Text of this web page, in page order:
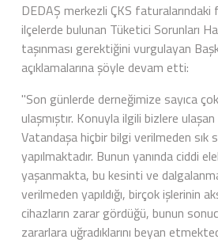
DEDAŞ merkezli ÇKS faturalarındaki
ilçelerde bulunan Tüketici Sorunları
taşınması gerektiğini vurgulayan
açıklamalarına şöyle devam etti:
"Son günlerde derneğimize sayıca
ulaşmıştır. Konuyla ilgili bizlere
Vatandaşa hiçbir bilgi verilmeden sık
yapılmaktadır. Bunun yanında ciddi
yaşanmakta, bu kesinti ve
verilmeden yapıldığı, birçok işlerinin
cihazların zarar gördüğü, bunun
zararlara uğradıklarını beyan